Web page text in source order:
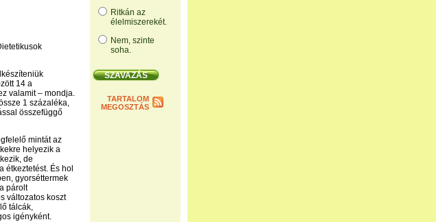
Ritkán az
élelmiszerekét.
Nem, szinte
soha.
TARTALOM
MEGOSZTÁS
14 a
valamit – mondja.
1 százaléka,
összefüggő
mintát az
helyezik a
de
étkeztetést. És hol
gyorséttermek
párolt
változatos koszt
tálcák,
igényként.